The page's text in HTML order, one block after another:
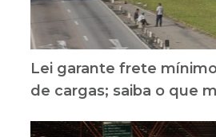
Lei garante frete
de cargas; saiba o que